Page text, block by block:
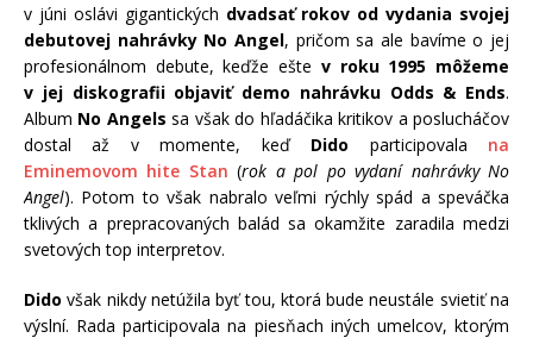
v júni oslávi gigantických dvadsať rokov od vydania svojej
debutovej nahrávky No Angel, pričom sa ale bavíme o jej
profesionálnom debute, keďže ešte v roku 1995 môžeme
v jej diskografii objaviť demo nahrávku Odds & Ends.
Album No Angels sa však do hľadáčika kritikov a poslucháčov
dostal až v momente, keď Dido participovala na
Eminemovom hite Stan (rok a pol po vydaní nahrávky No
Angel). Potom to však nabralo veľmi rýchly spád a speváčka
tklivých a prepracovaných balád sa okamžite zaradila medzi
svetových top interpretov.
Dido však nikdy netúžila byť tou, ktorá bude neustále svietiť na
výslní. Rada participovala na piesňach iných umelcov, ktorým